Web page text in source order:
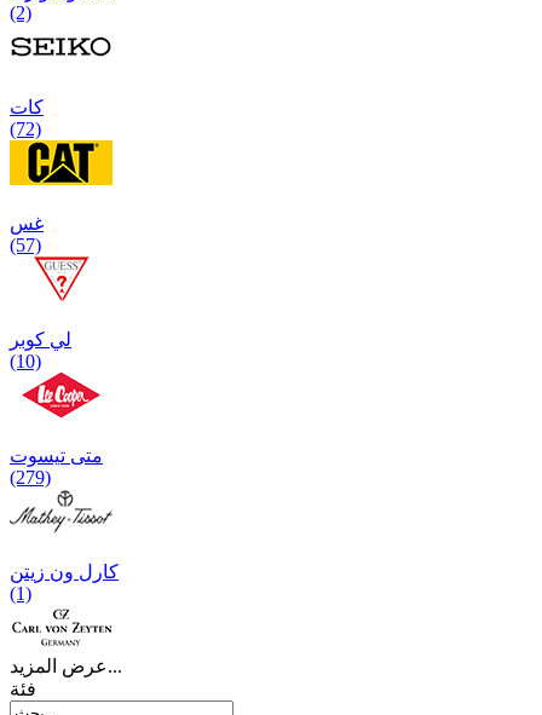
(2)
كات
(72)
غس
(57)
لي كوبر
(10)
متی تیسوت
(279)
کارل ون زیتن
(1)
عرض المزيد...
فئة